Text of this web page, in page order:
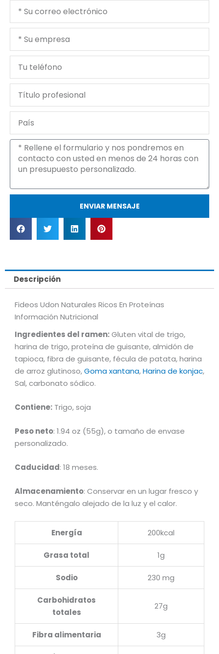
electrónico
Título
profesional
Mensaje
ENVIAR MENSAJE
Descripción
Fideos Udon Naturales Ricos En Proteínas
Información Nutricional
Ingredientes del ramen:Gluten vital de trigo,
harina de trigo, proteína de guisante, almidón de
tapioca, fibra de guisante, fécula de patata, harina
de arroz glutinoso,Goma xantana,Harina de konjac,
Sal, carbonato sódico.
Contiene: Trigo, soja
Peso neto: 1.94 oz (55g), o tamaño de envase
personalizado.
Caducidad: 18 meses.
Almacenamiento: Conservar en un lugar fresco y
seco. Manténgalo alejado de la luz y el calor.
Energía 200kcal
Grasa total 1g
Sodio 230 mg
Carbohidratos
totales
27g
Fibra alimentaria 3g